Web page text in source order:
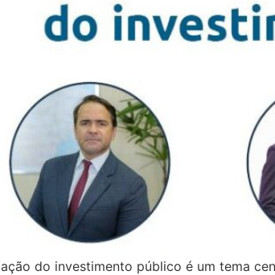
do investimento público é um tema